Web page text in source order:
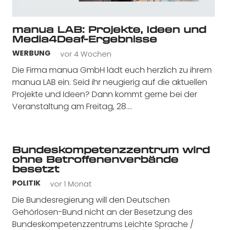
manua LAB: Projekte, Ideen und
Media4Deaf-Ergebnisse
WERBUNG vor 4 Wochen
Die Firma manua GmbH lädt euch herzlich zu ihrem
manua LAB ein. Seid ihr neugierig auf die aktuellen
Projekte und Ideen? Dann kommt gerne bei der
Veranstaltung am Freitag, 28.…
Bundeskompetenzzentrum wird
ohne Betroffenenverbände
besetzt
POLITIK vor 1 Monat
Die Bundesregierung will den Deutschen
Gehörlosen-Bund nicht an der Besetzung des
Bundeskompetenzzentrums Leichte Sprache /